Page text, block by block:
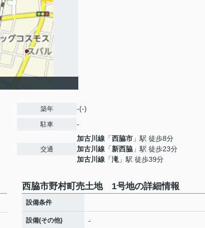
築年 -(-)
駐車 -
交通
加古川線 「西脇市 」駅 徒歩8分
加古川線 「新西脇 」駅 徒歩23分
加古川線 「滝 」駅 徒歩39分
西脇市野村町売土地 1号地の詳細情報
設備条件
設備(その他) -